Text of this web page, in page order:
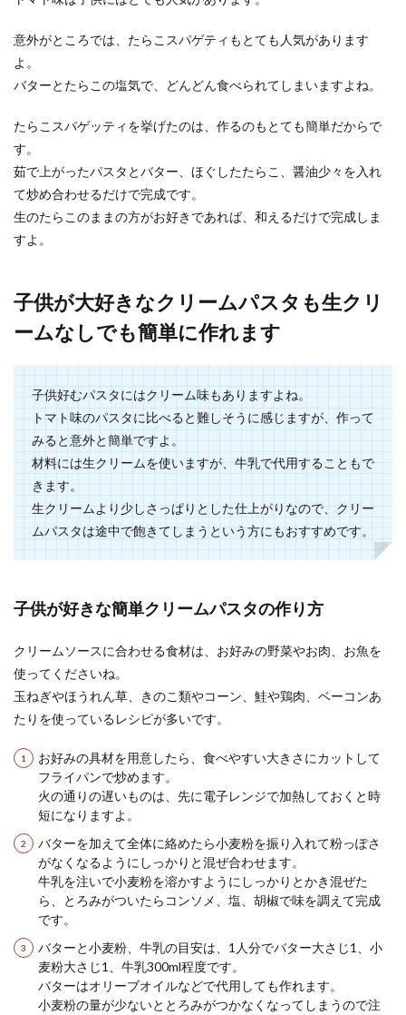
に作る方法とおすすめレシピ
料理レシピに「生クリーム少量」と書かれている
場合、そのために生クリーム1パックを買っても
カステラを牛乳に浸す。牛乳をたっぷ
り含んだカステラ最強！
なすの簡単常備菜レシピ！電子レンジ
で作る美味しい常備菜
なすがたくさんある時には、なすをたっぷりと使
った常備菜を作ってみませんか？常備菜は、働く
主婦の強い味...
ミニトマトを冷凍して弁当に入れるの
はアリ。メリットとは
ンスを気遣ったり、夏場はいたむのも心配です
クッキーを少ない材料で簡単に！手軽
家にある材料で簡単に作れるクッキーは、食べた
い時にもすぐに作れて便利ですよね。 さらに材料
が少なく...
簡単美味しいクッキーレシピ！少ない
材料でできる手作りクッキー
クッキーはお菓子作り初心者にもおすすめのお菓
子です。 手作りのクッキーは市販のクッキーには
ない美味...
意外がところでは、たらこスパゲティもとても人気があります
よ。
バターとたらこの塩気で、どんどん食べられてしまいますよね。
たらこスパゲッティを挙げたのは、作るのもとても簡単だからで
す。
茹で上がったパスタとバター、ほぐしたたらこ、醤油少々を入れ
て炒め合わせるだけで完成です。
生のたらこのままの方がお好きであれば、和えるだけで完成しま
すよ。
子供が大好きなクリームパスタも生クリ
ームなしでも簡単に作れます
子供好むパスタにはクリーム味もありますよね。
トマト味のパスタに比べると難しそうに感じますが、作って
みると意外と簡単ですよ。
材料には生クリームを使いますが、牛乳で代用することもで
きます。
生クリームより少しさっぱりとした仕上がりなので、クリー
ムパスタは途中で飽きてしまうという方にもおすすめです。
子供が好きな簡単クリームパスタの作り方
クリームソースに合わせる食材は、お好みの野菜やお肉、お魚を
使ってくださいね。
玉ねぎやほうれん草、きのこ類やコーン、鮭や鶏肉、ベーコンあ
たりを使っているレシピが多いです。
お好みの具材を用意したら、食べやすい大きさにカットして
フライパンで炒めます。
火の通りの遅いものは、先に電子レンジで加熱しておくと時
短になりますよ。
バターを加えて全体に絡めたら小麦粉を振り入れて粉っぽさ
がなくなるようにしっかりと混ぜ合わせます。
牛乳を注いで小麦粉を溶かすようにしっかりとかき混ぜた
ら、とろみがついたらコンソメ、塩、胡椒で味を調えて完成
です。
バターと小麦粉、牛乳の目安は、1人分でバター大さじ1、小
麦粉大さじ1、牛乳300ml程度です。
バターはオリーブオイルなどで代用しても作れます。
小麦粉の量が少ないととろみがつかなくなってしまうので注